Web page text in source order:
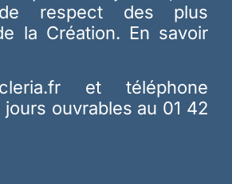
respect des plus
la Création. En savoir
et téléphone
ouvrables au 01 42